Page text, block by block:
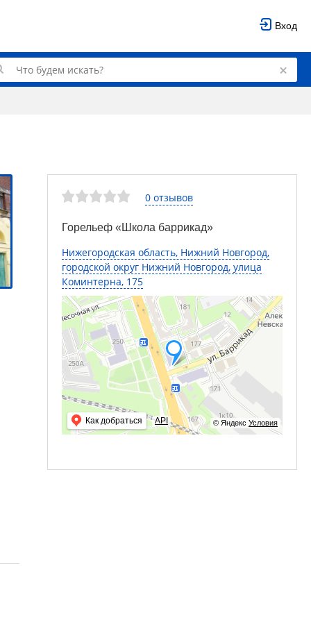
Вход
0 отзывов
Горельеф «Школа баррикад»
Нижегородская область, Нижний Новгород,
городской округ Нижний Новгород, улица
Коминтерна, 175
© Яндекс Условия
Как добраться API